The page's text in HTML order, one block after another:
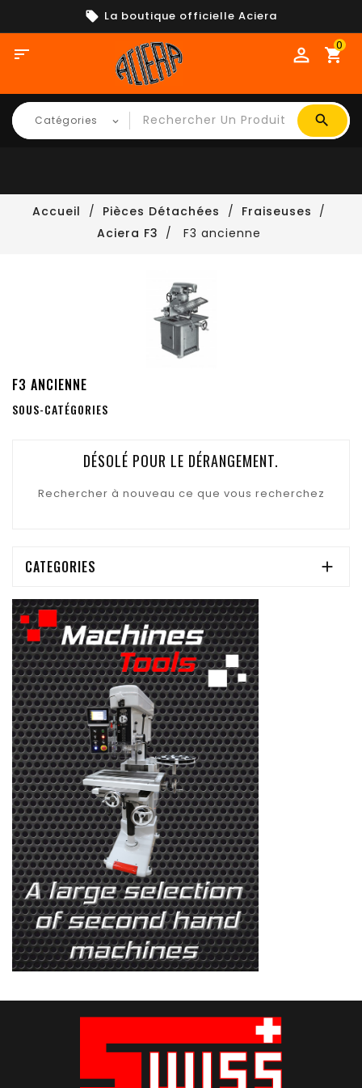
La boutique officielle Aciera
 shopping_cart
0
Accueil Pièces Détachées
Fraiseuses
Aciera F3
F3 ancienne
F3 ANCIENNE
SOUS-CATÉGORIES
DÉSOLÉ POUR LE DÉRANGEMENT.
Rechercher à nouveau ce que vous recherchez
CATEGORIES 